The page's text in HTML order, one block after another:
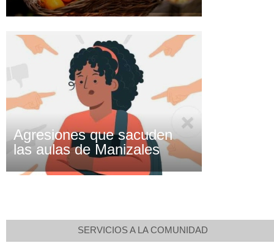
Agresiones que sacuden
las aulas de Manizales
SERVICIOS A LA COMUNIDAD